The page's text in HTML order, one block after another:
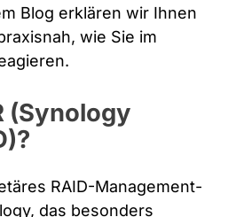
Blog erklären wir Ihnen
wie Sie im
(Synology
RAID-Management-
das besonders